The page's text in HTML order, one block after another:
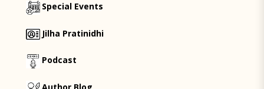
Special Events
Jilha Pratinidhi
Podcast